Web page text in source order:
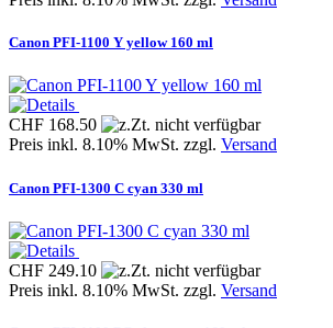
Canon PFI-1100 Y yellow 160 ml
CHF 168.50
Preis inkl. 8.10% MwSt. zzgl. Versand
Canon PFI-1300 C cyan 330 ml
CHF 249.10
Preis inkl. 8.10% MwSt. zzgl. Versand